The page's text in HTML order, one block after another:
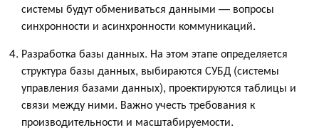
системы будут обмениваться данными — вопросы
синхронности и асинхронности коммуникаций.
Разработка базы данных. На этом этапе определяется
структура базы данных, выбираются СУБД (системы
управления базами данных), проектируются таблицы и
связи между ними. Важно учесть требования к
производительности и масштабируемости.